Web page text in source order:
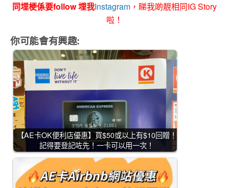
同埋梗係要follow 埋我Instagram ，睇我啲靚相同IG Story
啦！
你可能會有興趣:
【AE卡OK便利店優惠】買$50或以上有$10回贈！
記得要登記咗先！一卡可以用一次！